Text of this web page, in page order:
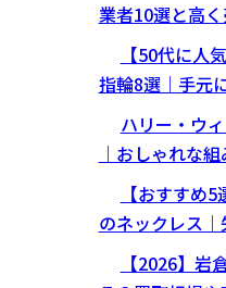
業者10選と高
【50代に人
指輪8選｜手元
ハリー・ウ
｜おしゃれな
【おすすめ
のネックレス
【2026】岩